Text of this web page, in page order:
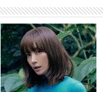
шугам
хувьтай
2026 оны 7 сар 20 / 9 цаг 14
Усархаг
байгаа
хангаж,